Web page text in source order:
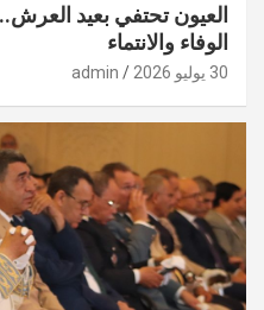
العيون تحتفي بعيد
الوفاء والانتماء
30 يوليو 2026 admin